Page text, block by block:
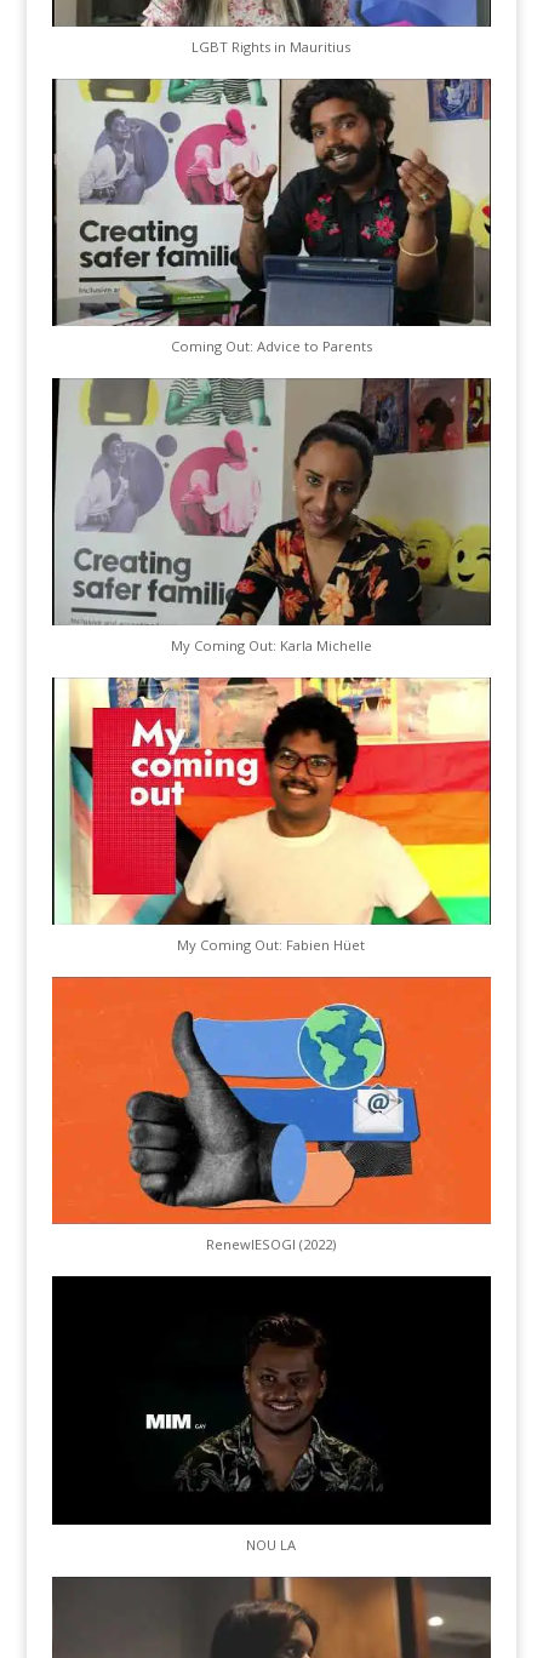
LGBT Rights in Mauritius
Coming Out: Advice to Parents
My Coming Out: Karla Michelle
My Coming Out: Fabien Hüet
RenewIESOGI (2022)
NOU LA